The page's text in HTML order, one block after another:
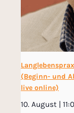
(Beginn- und
live online)
10. August |